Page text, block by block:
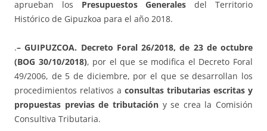
aprueban los Presupuestos Generalesdel Territorio
Histórico de Gipuzkoa para el año 2018.
.– GUIPUZCOA. Decreto Foral 26/2018, de 23 de octubre
(BOG 30/10/2018), por el que se modifica el Decreto Foral
49/2006, de 5 de diciembre, por el que se desarrollan los
procedimientos relativos a consultas tributarias escritas y
propuestas previas de tributación y se crea la Comisión
Consultiva Tributaria.